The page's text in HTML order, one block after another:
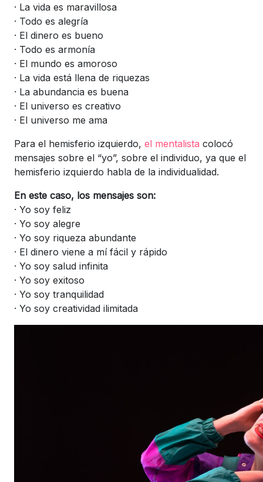
· La vida es maravillosa
· Todo es alegría
· El dinero es bueno
· Todo es armonía
· El mundo es amoroso
· La vida está llena de riquezas
· La abundancia es buena
· El universo es creativo
· El universo me ama
Para el hemisferio izquierdo, el mentalista colocó
mensajes sobre el “yo”, sobre el individuo, ya que el
hemisferio izquierdo habla de la individualidad.
En este caso, los mensajes son:
· Yo soy feliz
· Yo soy alegre
· Yo soy riqueza abundante
· El dinero viene a mí fácil y rápido
· Yo soy salud infinita
· Yo soy exitoso
· Yo soy tranquilidad
· Yo soy creatividad ilimitada